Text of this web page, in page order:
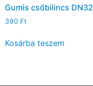
Gumis csőbilincs DN32
390 Ft
Kosárba teszem